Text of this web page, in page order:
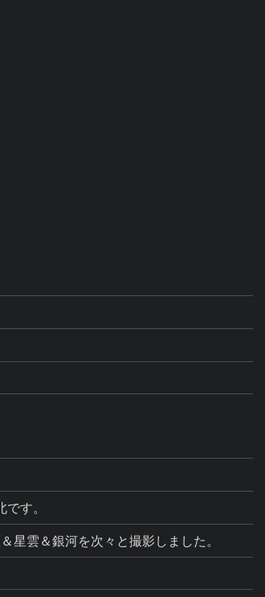
す。
雲＆銀河を次々と撮影しました。